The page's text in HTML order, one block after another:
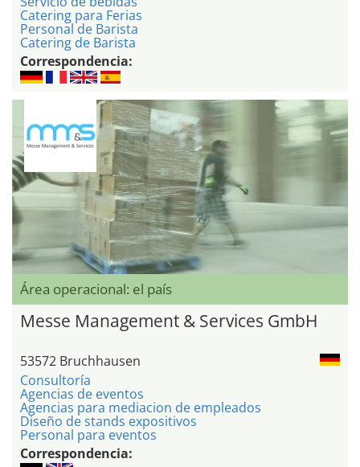
Catering para Ferias
Personal de Barista
Catering de Barista
Correspondencia:
Área operacional: el país
Messe Management & Services GmbH
53572 Bruchhausen
Consultoría
Agencias de eventos
Agencias para mediacion de empleados
Diseño de stands expositivos
Personal para eventos
Correspondencia: